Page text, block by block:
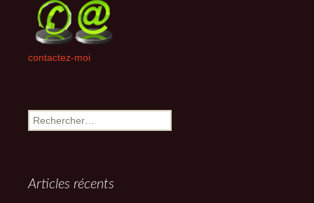
contactez-moi
Rechercher :
Articles récents